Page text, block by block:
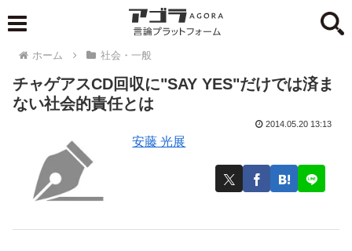
ホーム 社会・一般
チャゲアスCD回収に"SAY YES"だけでは済ま
ない社会的責任とは
安藤 光展
2014.05.20 13:13